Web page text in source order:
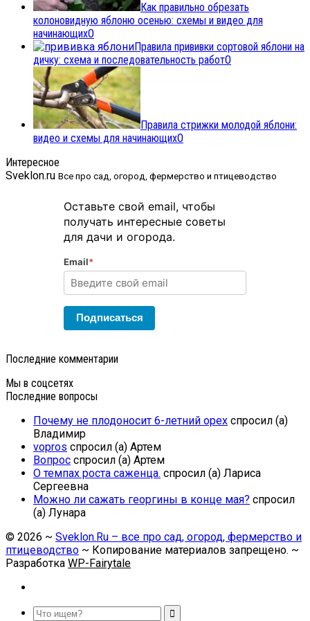
Как правильно обрезать
колоновидную яблоню осенью: схемы и видео для
начинающих0
Правила прививки сортовой яблони на
дичку: схема и последовательность работ0
Правила стрижки молодой яблони:
видео и схемы для начинающих0
Интересное
Sveklon.ru Все про сад, огород, фермерство и птицеводство
Оставьте свой email, чтобы
получать интересные советы
для дачи и огорода.
Email*
Подписаться
Последние комментарии
Мы в соцсетях
Последние вопросы
Почему не плодоносит 6-летний орех спросил (а)
Владимир
vopros спросил (а) Артем
Вопрос спросил (а) Артем
О темпах роста саженца. спросил (а) Лариса
Сергеевна
Можно ли сажать георгины в конце мая? спросил
(а) Лунара
© 2026 ~ Sveklon.Ru – все про сад, огород, фермерство и
птицеводство ~ Копирование материалов запрещено. ~
Разработка WP-Fairytale